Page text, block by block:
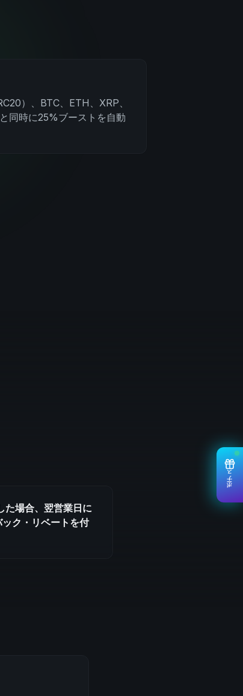
）、BTC、ETH、XRP、
同時に25%ブーストを自動
た場合、翌営業日に
ク・リベートを付
ボーナス